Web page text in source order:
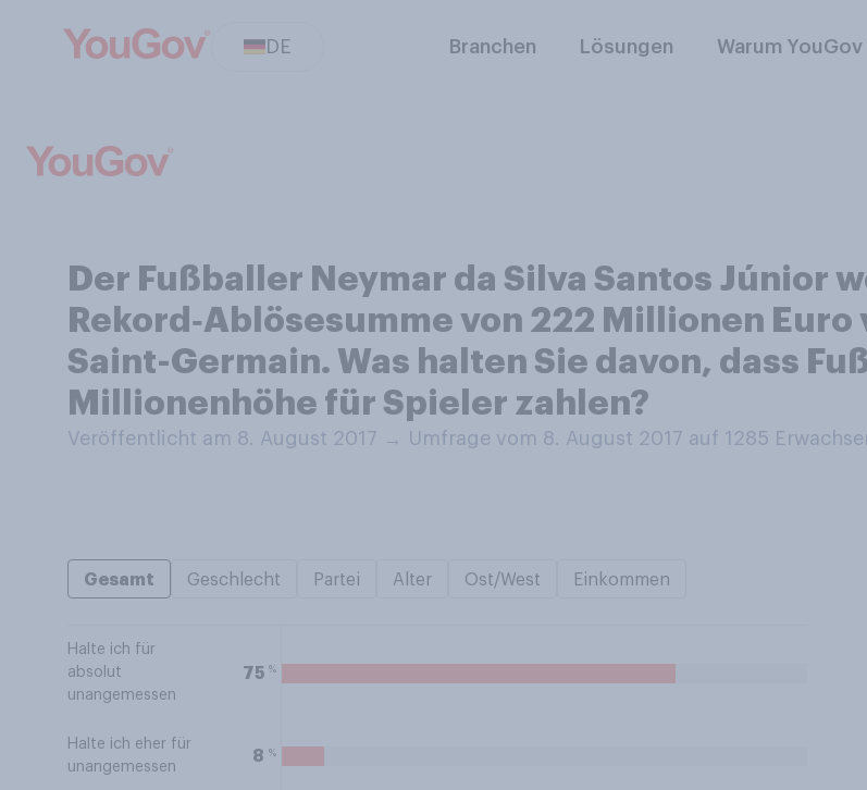
DE Branchen Lösungen Warum YouGov
Der Fußballer Neymar da Silva Santos Júnior
Rekord‑Ablösesumme von 222 Millionen Euro
Saint-Germain. Was halten Sie davon, dass
Millionenhöhe für Spieler zahlen?
Veröffentlicht am 8. August 2017 → Umfrage vom 8. August 2017 auf 1285
Gesamt Geschlecht Partei Alter Ost/West Einkommen
Halte ich für
absolut
unangemessen
75 %
Halte ich eher für
unangemessen
8 %